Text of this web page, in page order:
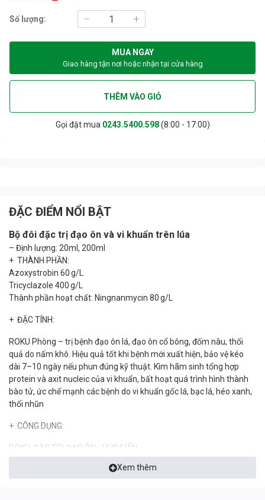
Số lượng:
MUA NGAY
Giao hàng tận nơi hoặc nhận tại cửa hàng
THÊM VÀO GIỎ
Gọi đặt mua 0243.5400.598(8:00 - 17:00)
ĐẶC ĐIỂM NỔI BẬT
Bộ đôi đặc trị đạo ôn và vi khuẩn trên lúa
– Định lượng: 20ml, 200ml
+ THÀNH PHẦN:
Azoxystrobin 60 g/L
Tricyclazole 400 g/L
Thành phần hoạt chất: Ningnanmycin 80 g/L
+ ĐẶC TÍNH:
ROKU Phòng – trị bệnh đạo ôn lá, đạo ôn cổ bông, đốm nâu, thối
quả do nấm khô. Hiệu quả tốt khi bệnh mới xuất hiện, bảo vệ kéo
dài 7–10 ngày nếu phun đúng kỹ thuật. Kìm hãm sinh tổng hợp
protein và axit nucleic của vi khuẩn, bất hoạt quá trình hình thành
bào tử, ức chế mạnh các bệnh do vi khuẩn gốc lá, bạc lá, héo xanh,
thối nhũn
+ CÔNG DỤNG:
ROKU ĐẶC TRỊ ĐẠO ÔN - VI KHUẨN
Xem thêm